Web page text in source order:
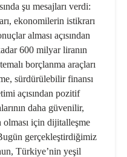
şu mesajları verdi:
ekonomilerin istikrarı
alması açısından
600 milyar liranın
borçlanma araçları
sürdürülebilir finansı
açısından pozitif
daha güvenilir,
olması için dijitalleşme
gerçekleştirdiğimiz
Türkiye’nin yeşil